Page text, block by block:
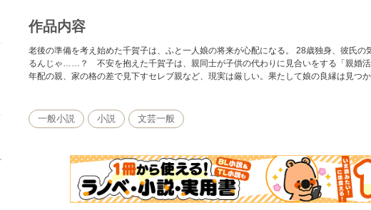
作品内容
老後の準備を考え始めた千賀子は、ふと一人娘の将来が心配になる。 28歳独身、彼氏
るんじゃ……？ 不安を抱えた千賀子は、親同士が子供の代わりに見合いをする「親婚
年配の親、家の格の差で見下すセレブ親など、現実は厳しい。果たして娘の良縁は見つ
一般小説 小説 文芸一般